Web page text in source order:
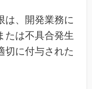
は、開発業務に
たは不具合発生
切に付与された